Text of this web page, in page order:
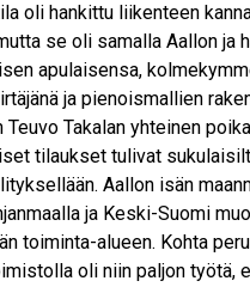
oli hankittu liikenteen
se oli samalla Aallon ja
apulaisensa,
ja pienoismallien
Teuvo Takalan yhteinen
tilaukset tulivat
Aallon isän
ja Keski-Suomi
toiminta-alueen. Kohta
oli niin paljon työtä,